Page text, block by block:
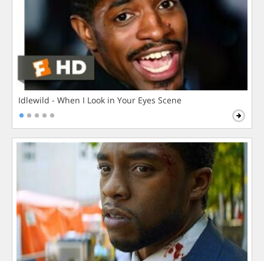
Idlewild - When I Look in Your Eyes Scene